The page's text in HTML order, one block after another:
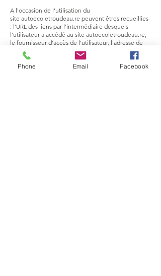
A l'occasion de l'utilisation du
site autoecoletroudeau.re peuvent êtres recueillies
: l'URL des liens par l'intermédiaire desquels
l'utilisateur a accédé au site autoecoletroudeau.re,
le fournisseur d'accès de l'utilisateur, l'adresse de
protocole Internet (IP) de l'utilisateur.
Le refus d’installation d’un cookie peut entraîner
Phone Email Facebook